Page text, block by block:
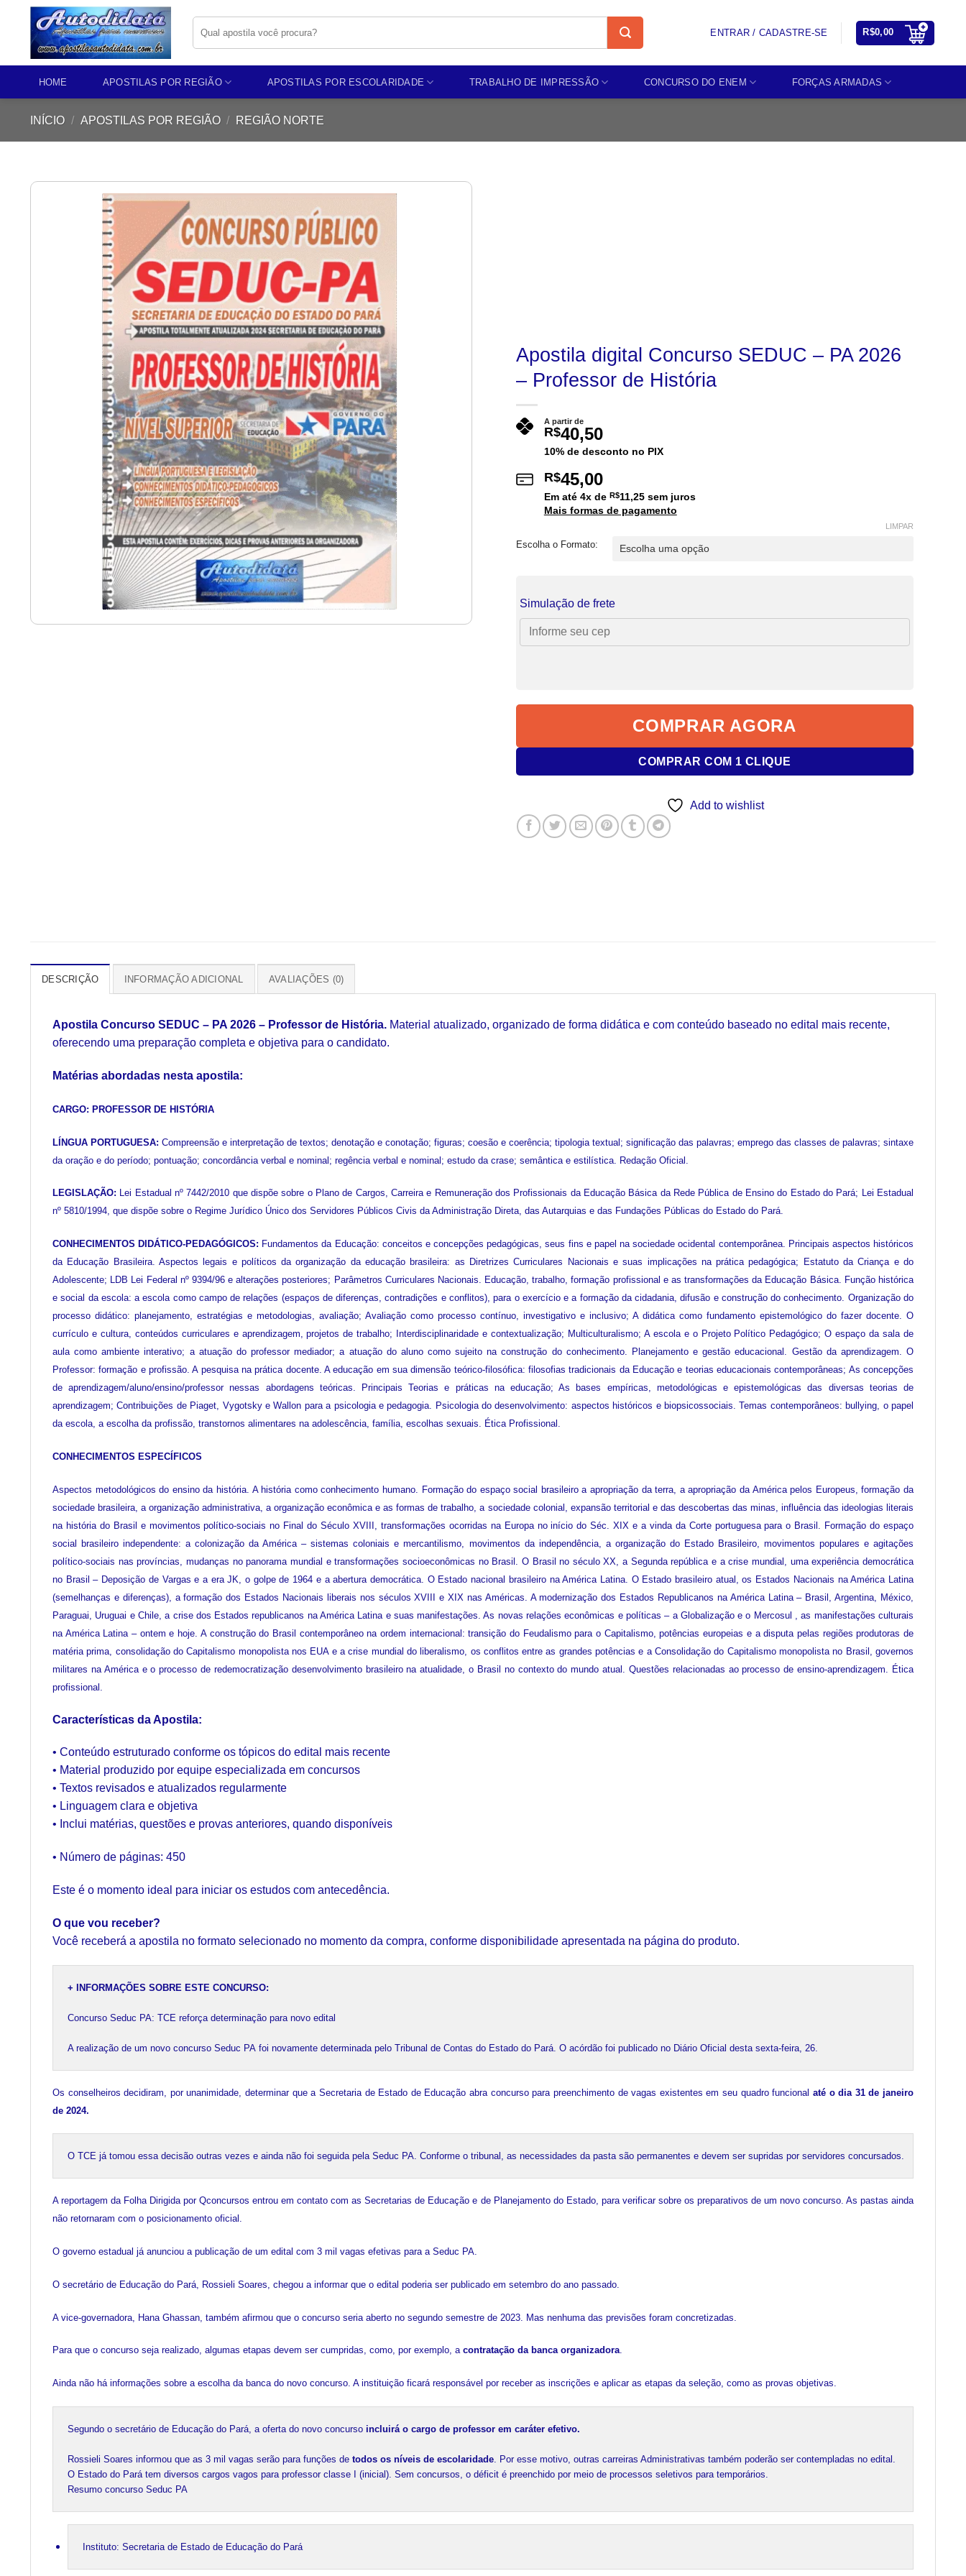
content
por:
ENTRAR / CADASTRE-SE R$0,00
HOME APOSTILAS POR REGIÃO APOSTILAS POR ESCOLARIDADE TRABALHO DE IMPRESSÃO CONCURSO DO ENEM FORÇAS ARMADAS
INÍCIO / APOSTILAS POR REGIÃO / REGIÃO NORTE
Apostila digital Concurso SEDUC – PA 2026
– Professor de História
A partir de
R$40,50
10% de desconto no PIX
R$45,00
Em até 4x de R$11,25sem juros
Mais formas de pagamento
Escolha o Formato:
LIMPAR
Simulação de frete
COMPRAR AGORA
COMPRAR COM 1 CLIQUE
Add to wishlist
DESCRIÇÃO INFORMAÇÃO ADICIONAL AVALIAÇÕES (0)
Apostila Concurso SEDUC – PA 2026 – Professor de História. Material atualizado, organizado de forma didática e com conteúdo baseado no edital mais recente,
oferecendo uma preparação completa e objetiva para o candidato.
Matérias abordadas nesta apostila:
CARGO: PROFESSOR DE HISTÓRIA
LÍNGUA PORTUGUESA: Compreensão e interpretação de textos; denotação e conotação; figuras; coesão e coerência; tipologia textual; significação das palavras; emprego das classes de palavras; sintaxe
da oração e do período; pontuação; concordância verbal e nominal; regência verbal e nominal; estudo da crase; semântica e estilística. Redação Oficial.
LEGISLAÇÃO: Lei Estadual nº 7442/2010 que dispõe sobre o Plano de Cargos, Carreira e Remuneração dos Profissionais da Educação Básica da Rede Pública de Ensino do Estado do Pará; Lei Estadual
nº 5810/1994, que dispõe sobre o Regime Jurídico Único dos Servidores Públicos Civis da Administração Direta, das Autarquias e das Fundações Públicas do Estado do Pará.
CONHECIMENTOS DIDÁTICO-PEDAGÓGICOS: Fundamentos da Educação: conceitos e concepções pedagógicas, seus fins e papel na sociedade ocidental contemporânea. Principais aspectos históricos
da Educação Brasileira. Aspectos legais e políticos da organização da educação brasileira: as Diretrizes Curriculares Nacionais e suas implicações na prática pedagógica; Estatuto da Criança e do
Adolescente; LDB Lei Federal nº 9394/96 e alterações posteriores; Parâmetros Curriculares Nacionais. Educação, trabalho, formação profissional e as transformações da Educação Básica. Função histórica
e social da escola: a escola como campo de relações (espaços de diferenças, contradições e conflitos), para o exercício e a formação da cidadania, difusão e construção do conhecimento. Organização do
processo didático: planejamento, estratégias e metodologias, avaliação; Avaliação como processo contínuo, investigativo e inclusivo; A didática como fundamento epistemológico do fazer docente. O
currículo e cultura, conteúdos curriculares e aprendizagem, projetos de trabalho; Interdisciplinaridade e contextualização; Multiculturalismo; A escola e o Projeto Político Pedagógico; O espaço da sala de
aula como ambiente interativo; a atuação do professor mediador; a atuação do aluno como sujeito na construção do conhecimento. Planejamento e gestão educacional. Gestão da aprendizagem. O
Professor: formação e profissão. A pesquisa na prática docente. A educação em sua dimensão teórico-filosófica: filosofias tradicionais da Educação e teorias educacionais contemporâneas; As concepções
de aprendizagem/aluno/ensino/professor nessas abordagens teóricas. Principais Teorias e práticas na educação; As bases empíricas, metodológicas e epistemológicas das diversas teorias de
aprendizagem; Contribuições de Piaget, Vygotsky e Wallon para a psicologia e pedagogia. Psicologia do desenvolvimento: aspectos históricos e biopsicossociais. Temas contemporâneos: bullying, o papel
da escola, a escolha da profissão, transtornos alimentares na adolescência, família, escolhas sexuais. Ética Profissional.
CONHECIMENTOS ESPECÍFICOS
Aspectos metodológicos do ensino da história. A história como conhecimento humano. Formação do espaço social brasileiro a apropriação da terra, a apropriação da América pelos Europeus, formação da
sociedade brasileira, a organização administrativa, a organização econômica e as formas de trabalho, a sociedade colonial, expansão territorial e das descobertas das minas, influência das ideologias literais
na história do Brasil e movimentos político-sociais no Final do Século XVIII, transformações ocorridas na Europa no início do Séc. XIX e a vinda da Corte portuguesa para o Brasil. Formação do espaço
social brasileiro independente: a colonização da América – sistemas coloniais e mercantilismo, movimentos da independência, a organização do Estado Brasileiro, movimentos populares e agitações
político-sociais nas províncias, mudanças no panorama mundial e transformações socioeconômicas no Brasil. O Brasil no século XX, a Segunda república e a crise mundial, uma experiência democrática
no Brasil – Deposição de Vargas e a era JK, o golpe de 1964 e a abertura democrática. O Estado nacional brasileiro na América Latina. O Estado brasileiro atual, os Estados Nacionais na América Latina
(semelhanças e diferenças), a formação dos Estados Nacionais liberais nos séculos XVIII e XIX nas Américas. A modernização dos Estados Republicanos na América Latina – Brasil, Argentina, México,
Paraguai, Uruguai e Chile, a crise dos Estados republicanos na América Latina e suas manifestações. As novas relações econômicas e políticas – a Globalização e o Mercosul , as manifestações culturais
na América Latina – ontem e hoje. A construção do Brasil contemporâneo na ordem internacional: transição do Feudalismo para o Capitalismo, potências europeias e a disputa pelas regiões produtoras de
matéria prima, consolidação do Capitalismo monopolista nos EUA e a crise mundial do liberalismo, os conflitos entre as grandes potências e a Consolidação do Capitalismo monopolista no Brasil, governos
militares na América e o processo de redemocratização desenvolvimento brasileiro na atualidade, o Brasil no contexto do mundo atual. Questões relacionadas ao processo de ensino-aprendizagem. Ética
profissional.
Características da Apostila:
• Conteúdo estruturado conforme os tópicos do edital mais recente
• Material produzido por equipe especializada em concursos
• Textos revisados e atualizados regularmente
• Linguagem clara e objetiva
• Inclui matérias, questões e provas anteriores, quando disponíveis
• Número de páginas: 450
Este é o momento ideal para iniciar os estudos com antecedência.
O que vou receber?
Você receberá a apostila no formato selecionado no momento da compra, conforme disponibilidade apresentada na página do produto.
+ INFORMAÇÕES SOBRE ESTE CONCURSO:
Concurso Seduc PA: TCE reforça determinação para novo edital
A realização de um novo concurso Seduc PA foi novamente determinada pelo Tribunal de Contas do Estado do Pará. O acórdão foi publicado no Diário Oficial desta sexta-feira, 26.
Os conselheiros decidiram, por unanimidade, determinar que a Secretaria de Estado de Educação abra concurso para preenchimento de vagas existentes em seu quadro funcional até o dia 31 de janeiro
de 2024.
O TCE já tomou essa decisão outras vezes e ainda não foi seguida pela Seduc PA. Conforme o tribunal, as necessidades da pasta são permanentes e devem ser supridas por servidores concursados.
A reportagem da Folha Dirigida por Qconcursos entrou em contato com as Secretarias de Educação e de Planejamento do Estado, para verificar sobre os preparativos de um novo concurso. As pastas ainda
não retornaram com o posicionamento oficial.
O governo estadual já anunciou a publicação de um edital com 3 mil vagas efetivas para a Seduc PA.
O secretário de Educação do Pará, Rossieli Soares, chegou a informar que o edital poderia ser publicado em setembro do ano passado.
A vice-governadora, Hana Ghassan, também afirmou que o concurso seria aberto no segundo semestre de 2023. Mas nenhuma das previsões foram concretizadas.
Para que o concurso seja realizado, algumas etapas devem ser cumpridas, como, por exemplo, acontratação da banca organizadora.
Ainda não há informações sobre a escolha da banca do novo concurso. A instituição ficará responsável por receber as inscrições e aplicar as etapas da seleção, como as provas objetivas.
Segundo o secretário de Educação do Pará, a oferta do novo concurso incluirá o cargo de professor em caráter efetivo.
Rossieli Soares informou que as 3 mil vagas serão para funções de todos os níveis de escolaridade . Por esse motivo, outras carreiras Administrativas também poderão ser contempladas no edital.
O Estado do Pará tem diversos cargos vagos para professor classe I (inicial). Sem concursos, o déficit é preenchido por meio de processos seletivos para temporários.
Resumo concurso Seduc PA
Instituto: Secretaria de Estado de Educação do Pará